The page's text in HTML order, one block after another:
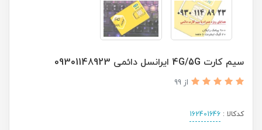
سیم کارت 4G/5G ایرانسل دائمی 09301148923
از 99
کدکالا : 162401646